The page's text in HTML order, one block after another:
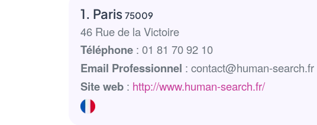
1. Paris 75009
46 Rue de la Victoire
Téléphone: 01 81 70 92 10
Email Professionnel : contact@human-search.fr
Site web: http://www.human-search.fr/